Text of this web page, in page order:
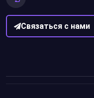
Связаться с нами